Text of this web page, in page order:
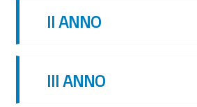
II ANNO
III ANNO